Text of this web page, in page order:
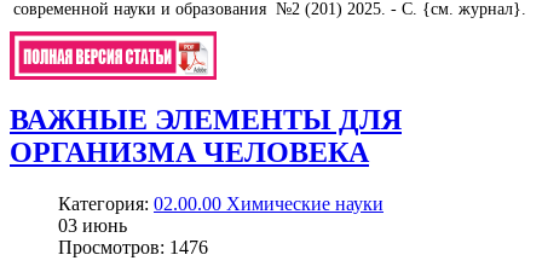
современной науки и образования №2 (201) 2025. - С. {см. журнал}.
ВАЖНЫЕ ЭЛЕМЕНТЫ ДЛЯ
ОРГАНИЗМА ЧЕЛОВЕКА
Категория: 02.00.00 Химические науки
03 июнь
Просмотров: 1476